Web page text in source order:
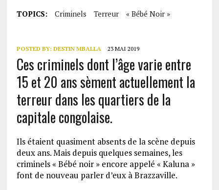
TOPICS: Criminels Terreur « Bébé Noir »
POSTED BY: DESTIN MBALLA 23 MAI 2019
Ces criminels dont l’âge varie entre
15 et 20 ans sèment actuellement la
terreur dans les quartiers de la
capitale congolaise.
Ils étaient quasiment absents de la scène depuis
deux ans. Mais depuis quelques semaines, les
criminels « Bébé noir » encore appelé « Kaluna »
font de nouveau parler d’eux à Brazzaville.